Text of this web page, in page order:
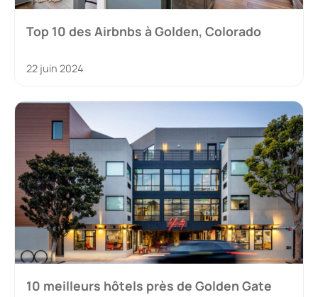
Top 10 des Airbnbs à Golden, Colorado
22 juin 2024
10 meilleurs hôtels près de Golden Gate